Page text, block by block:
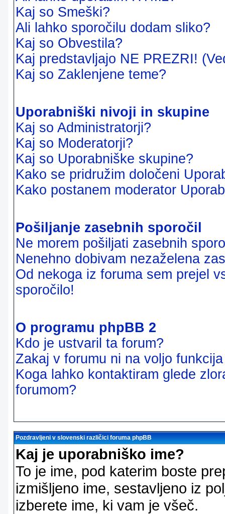
Kaj so Smeški?
Ali lahko sporočilu dodam sliko?
Kaj so Obvestila?
Kaj predstavljajo NE PREZRI!
Kaj so Zaklenjene teme?
Uporabniški nivoji in skupine
Kaj so Administratorji?
Kaj so Moderatorji?
Kaj so Uporabniške skupine?
Kako se pridružim določeni
Kako postanem moderator
Pošiljanje zasebnih sporočil
Ne morem pošiljati zasebnih
Nenehno dobivam nezaželena
Od nekoga iz foruma sem prejel
sporočilo!
O programu phpBB 2
Kdo je ustvaril ta forum?
Zakaj v forumu ni na voljo
Koga lahko kontaktiram glede
forumom?
Pozdravljeni v slovenski različici foruma phpBB
Kaj je uporabniško ime?
To je ime, pod katerim boste
izmišljeno ime, sestavljeno iz
izberete ime, ki vam je všeč.